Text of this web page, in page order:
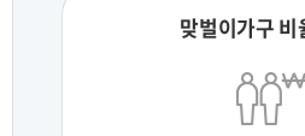
맞벌이가구